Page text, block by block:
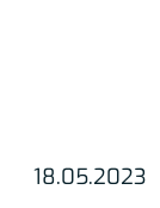
18.05.2023